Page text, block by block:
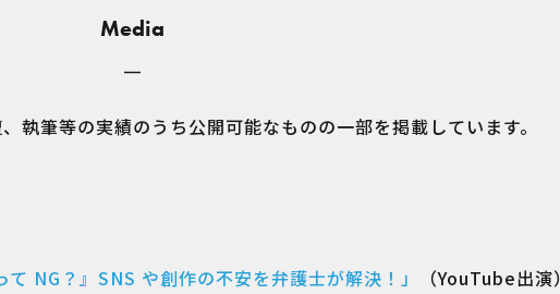
Media
執筆等の実績のうち公開可能なものの一部を掲載しています。
NG？』SNS や創作の不安を弁護士が解決！」
（YouTube出演）